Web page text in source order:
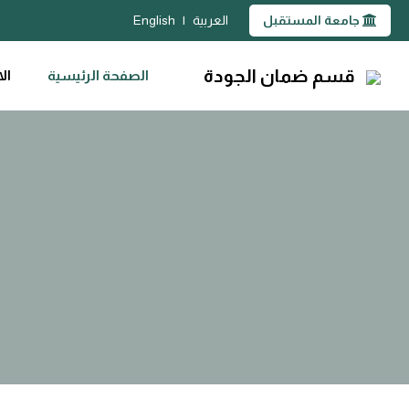
جامعة المستقبل العربية |
English
قسم ضمان الجودة الصفحة الرئيسية